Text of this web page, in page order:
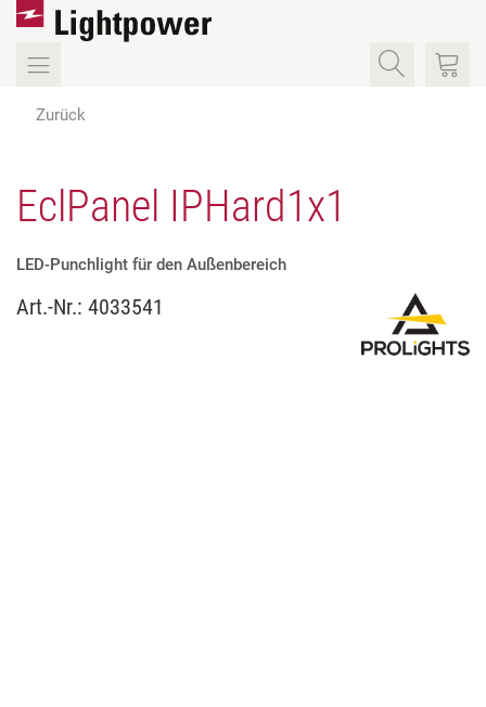
Zurück
EclPanel IPHard1x1
LED-Punchlight für den Außenbereich
Art.-Nr.: 4033541